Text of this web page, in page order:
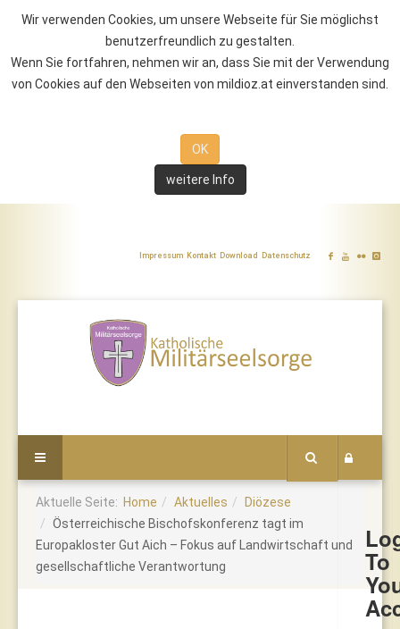
Wir verwenden Cookies, um unsere Webseite für Sie möglichst
benutzerfreundlich zu gestalten.
Wenn Sie fortfahren, nehmen wir an, dass Sie mit der Verwendung
von Cookies auf den Webseiten von mildioz.at einverstanden sind.
OK
weitere Info
Impressum Kontakt Download Datenschutz
To
Aktuelle Seite: Home Aktuelles
Diözese
Österreichische Bischofskonferenz tagt im
Europakloster Gut Aich – Fokus auf Landwirtschaft und
gesellschaftliche Verantwortung